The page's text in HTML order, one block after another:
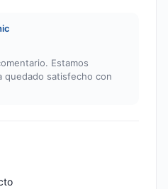
Estamos
quedado satisfecho con